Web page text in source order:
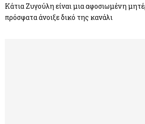
Κάτια Ζυγούλη είναι μια αφοσιωμένη
πρόσφατα άνοιξε δικό της κανάλι